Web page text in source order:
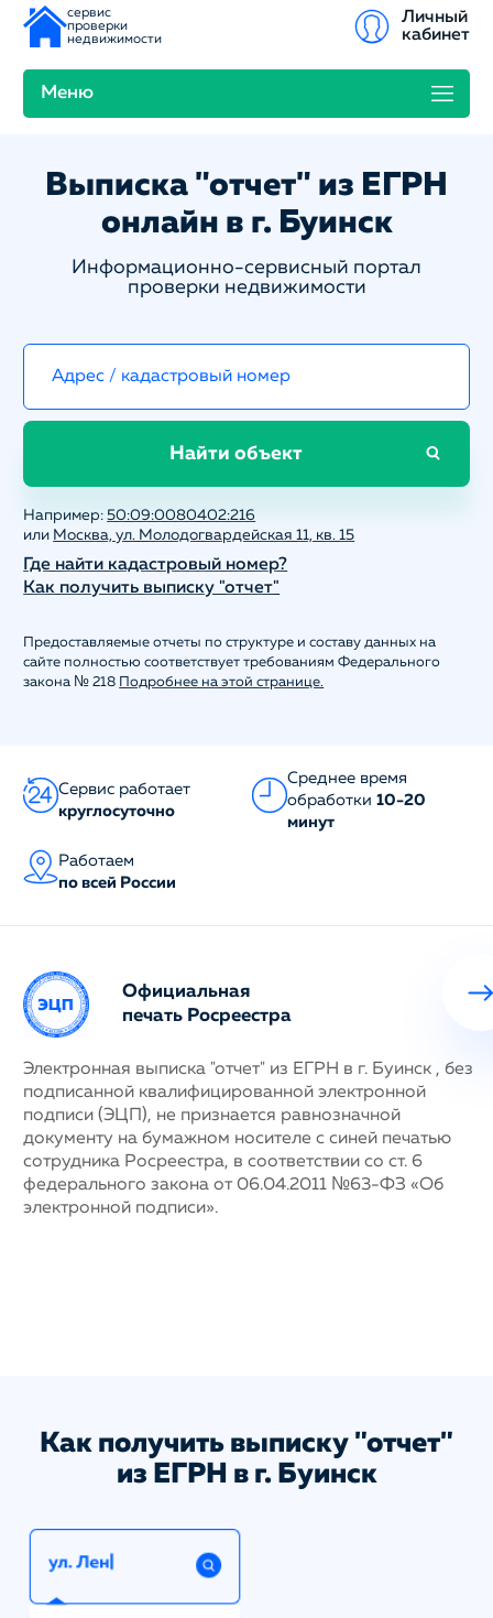
сервис
проверки
недвижимости
Меню
Личный
кабинет
Выписка "отчет" из ЕГРН
онлайн в г. Буинск
Информационно-сервисный портал
проверки недвижимости
Найти объект
Например:50:09:0080402:216
или Москва, ул. Молодогвардейская 11, кв. 15
Где найти кадастровый номер?
Как получить выписку "отчет"
Предоставляемые отчеты по структуре и составу данных на
сайте полностью соответствует требованиям Федерального
закона № 218 Подробнее на этой странице.
Сервис работает
круглосуточно
Среднее время
обработки 10-20
минут
Работаем
по всей России
Официальная
печать Росреестра
Электронная выписка "отчет" из ЕГРН в г. Буинск , без
подписанной квалифицированной электронной
подписи (ЭЦП), не признается равнозначной
документу на бумажном носителе с синей печатью
сотрудника Росреестра, в соответствии со ст. 6
федерального закона от 06.04.2011 №63-ФЗ «Об
электронной подписи».
Как получить выписку "отчет"
из ЕГРН в г. Буинск